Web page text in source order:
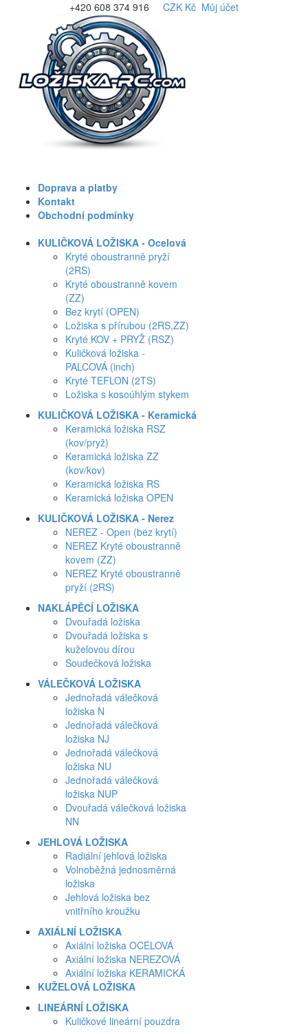
+420 608 374 916 CZK Kč Můj účet
Doprava a platby
Kontakt
Obchodní podmínky
KULIČKOVÁ LOŽISKA - Ocelová
Kryté oboustranně pryží
(2RS)
Kryté oboustranně kovem
(ZZ)
Bez krytí (OPEN)
Ložiska s přírubou (2RS,ZZ)
Kryté KOV + PRYŽ (RSZ)
Kuličková ložiska -
PALCOVÁ (inch)
Kryté TEFLON (2TS)
Ložiska s kosoúhlým stykem
KULIČKOVÁ LOŽISKA - Keramická
Keramická ložiska RSZ
(kov/pryž)
Keramická ložiska ZZ
(kov/kov)
Keramická ložiska RS
Keramická ložiska OPEN
KULIČKOVÁ LOŽISKA - Nerez
NEREZ - Open (bez krytí)
NEREZ Kryté oboustranně
kovem (ZZ)
NEREZ Kryté oboustranně
pryží (2RS)
NAKLÁPĚCÍ LOŽISKA
Dvouřadá ložiska
Dvouřadá ložiska s
kuželovou dírou
Soudečková ložiska
VÁLEČKOVÁ LOŽISKA
Jednořadá válečková
ložiska N
Jednořadá válečková
ložiska NJ
Jednořadá válečková
ložiska NU
Jednořadá válečková
ložiska NUP
Dvouřadá válečková ložiska
NN
JEHLOVÁ LOŽISKA
Radiální jehlová ložiska
Volnoběžná jednosměrná
ložiska
Jehlová ložiska bez
vnitřního kroužku
AXIÁLNÍ LOŽISKA
Axiální ložiska OCELOVÁ
Axiální ložiska NEREZOVÁ
Axiální ložiska KERAMICKÁ
KUŽELOVÁ LOŽISKA
LINEÁRNÍ LOŽISKA
Kuličkové lineární pouzdra